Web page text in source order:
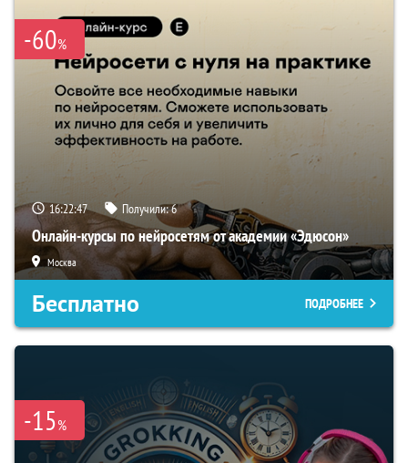
-60%
16:22:46 Получили:6
Онлайн-курсы по нейросетям от академии «Эдюсон»
Москва
Бесплатно ПОДРОБНЕЕ
-15%